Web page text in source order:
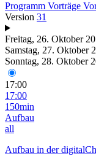
Programm Vorträge
Version 31
Freitag, 26. Oktober
Samstag, 27. Oktober
Sonntag, 28. Oktober
17:00
17:00
150min
Aufbau
all
Aufbau in der